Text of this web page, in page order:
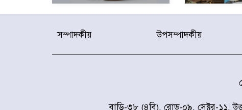
সম্পাদকীয় উপসম্পাদকীয়
বাড়ি-৩৮ (৪বি), রোড-০৯, সেক্টর-১১,